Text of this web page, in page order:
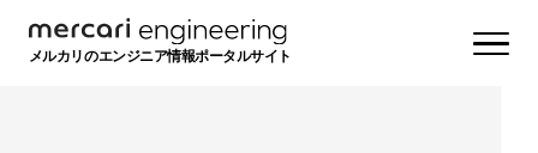
メルカリのエンジニア情報ポータルサイト